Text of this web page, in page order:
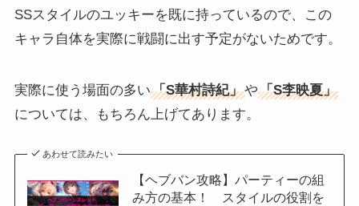
SSスタイルのユッキーを既に持っているので、この
キャラ自体を実際に戦闘に出す予定がないためです。
実際に使う場面の多い「S華村詩紀」や「S李映夏」
については、もちろん上げてあります。
あわせて読みたい
【ヘブバン攻略】パーティーの組
み方の基本！ スタイルの役割を